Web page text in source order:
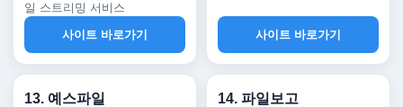
일 스트리밍 서비스
사이트 바로가기
사이트 바로가기
13. 예스파일 14. 파일보고